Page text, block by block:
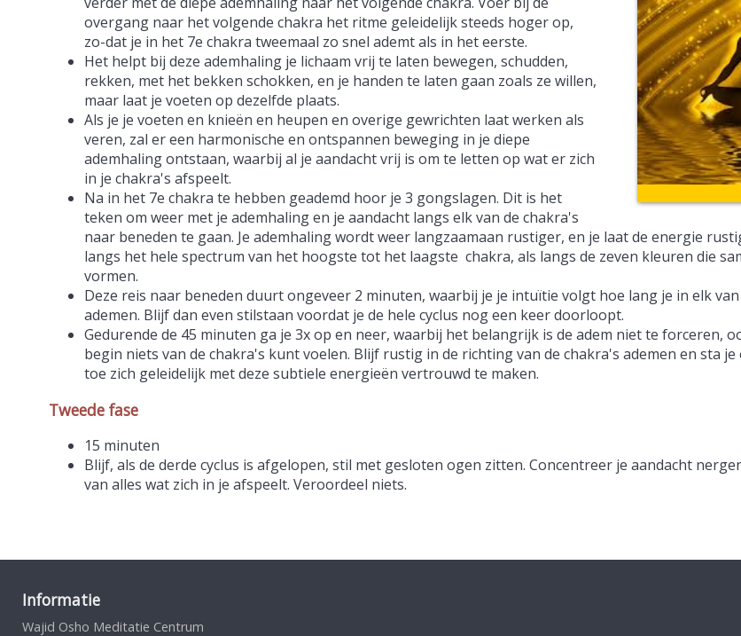
overgang naar het volgende chakra het ritme geleidelijk steeds hoger op,
zo-dat je in het 7e chakra tweemaal zo snel ademt als in het eerste.
Het helpt bij deze ademhaling je lichaam vrij te laten bewegen, schudden,
rekken, met het bekken schokken, en je handen te laten gaan zoals ze willen,
maar laat je voeten op dezelfde plaats.
Als je je voeten en knieën en heupen en overige gewrichten laat werken als
veren, zal er een harmonische en ontspannen beweging in je diepe
ademhaling ontstaan, waarbij al je aandacht vrij is om te letten op wat er zich
in je chakra's afspeelt.
Na in het 7e chakra te hebben geademd hoor je 3 gongslagen. Dit is het
teken om weer met je ademhaling en je aandacht langs elk van de chakra's
naar beneden te gaan. Je ademhaling wordt weer langzaamaan rustiger, en je laat de energie
langs het hele spectrum van het hoogste tot het laagste chakra, als langs de zeven kleuren die
vormen.
Deze reis naar beneden duurt ongeveer 2 minuten, waarbij je je intuïtie volgt hoe lang je in elk
ademen. Blijf dan even stilstaan voordat je de hele cyclus nog een keer doorloopt.
Gedurende de 45 minuten ga je 3x op en neer, waarbij het belangrijk is de adem niet te forceren,
begin niets van de chakra's kunt voelen. Blijf rustig in de richting van de chakra's ademen en sta
toe zich geleidelijk met deze subtiele energieën vertrouwd te maken.
Tweede fase
15 minuten
Blijf, als de derde cyclus is afgelopen, stil met gesloten ogen zitten. Concentreer je aandacht
van alles wat zich in je afspeelt. Veroordeel niets.
Informatie
Wajid Osho Meditatie Centrum